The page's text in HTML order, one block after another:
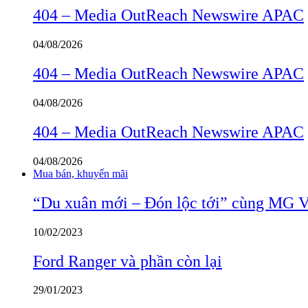
404 – Media OutReach Newswire APAC
04/08/2026
404 – Media OutReach Newswire APAC
04/08/2026
404 – Media OutReach Newswire APAC
04/08/2026
Mua bán, khuyến mãi
“Du xuân mới – Đón lộc tới” cùng MG
10/02/2023
Ford Ranger và phần còn lại
29/01/2023